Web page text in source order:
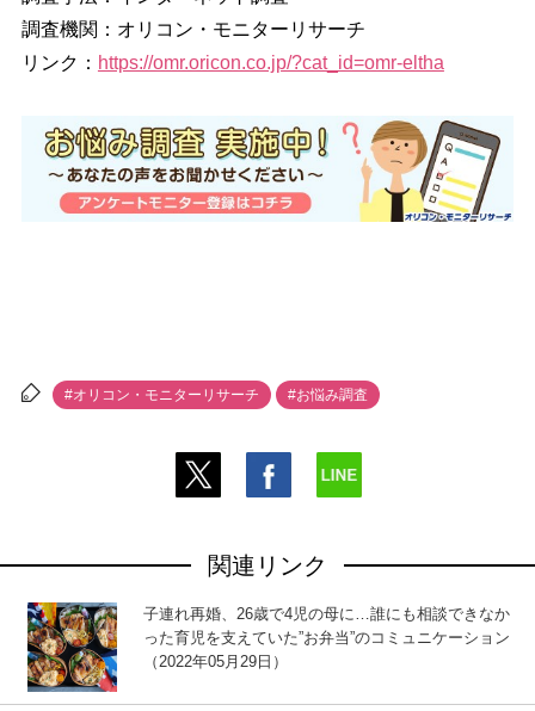
調査機関：オリコン・モニターリサーチ
リンク： https://omr.oricon.co.jp/?cat_id=omr-eltha
#オリコン・モニターリサーチ #お悩み調査
関連リンク
子連れ再婚、26歳で4児の母に…誰にも相談できなか
った育児を支えていた”お弁当”のコミュニケーション
（2022年05月29日）